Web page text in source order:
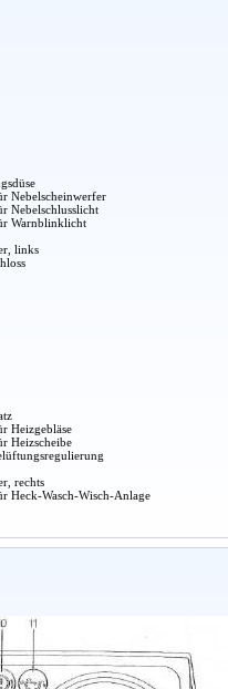
Nebelscheinwerfer
Nebelschlusslicht
Warnblinklicht
links
Heizgebläse
Heizscheibe
rechts
Heck-Wasch-Wisch-Anlage